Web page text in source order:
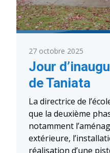
27 octobre 2025
Jour
de Taniata
La directrice de
que la deuxième
notamment
extérieure,
réalisation d’une